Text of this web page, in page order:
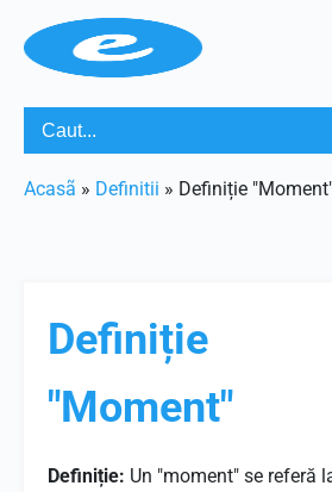
Acasã » Definitii » Definiție
Definiție
"Moment"
Definiție: Un "moment" se referă